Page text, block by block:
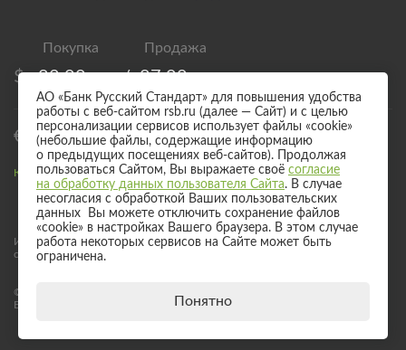
$ 82,00 / 87,00
€ 94,00 / 99,00
Курс валют для безналичного обмена
Информация о процентных ставках по договорам банковского вклада
с физическими лицами
© 2017 - 2026 АО «Банк Русский Стандарт». Универсальная лицензия
Банка России № 2289 выдана бессрочно 04 сентября 2024 года.
АО «Банк Русский Стандарт» для повышения удобства
работы с веб-сайтом rsb.ru (далее — Сайт) и с целью
персонализации сервисов использует файлы «cookie»
(небольшие файлы, содержащие информацию
о предыдущих посещениях веб-сайтов). Продолжая
пользоваться Сайтом, Вы выражаете своё согласие
на обработку данных пользователя Сайта. В случае
несогласия с обработкой Ваших пользовательских
данных Вы можете отключить сохранение файлов
«cookie» в настройках Вашего браузера. В этом случае
работа некоторых сервисов на Сайте может быть
ограничена.
Понятно